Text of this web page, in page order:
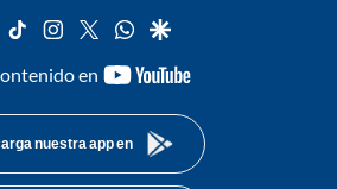
facebook
tiktok instagram
twitterwhatsapp
google
en
youtube-
nuestra app en